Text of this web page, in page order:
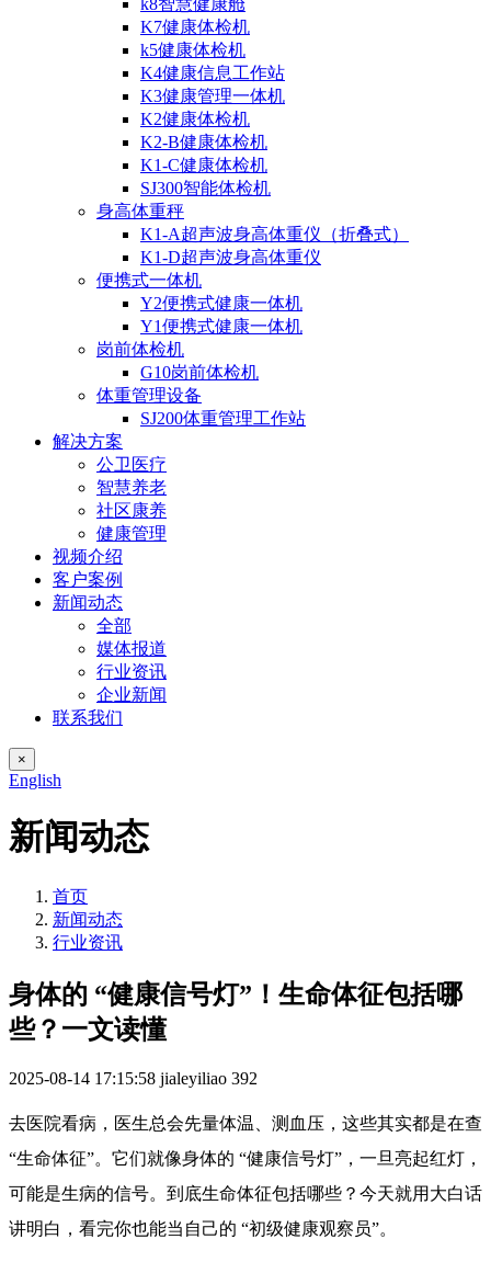
k8智慧健康舱
K7健康体检机
k5健康体检机
K4健康信息工作站
K3健康管理一体机
K2健康体检机
K2-B健康体检机
K1-C健康体检机
SJ300智能体检机
身高体重秤
K1-A超声波身高体重仪（折叠式）
K1-D超声波身高体重仪
便携式一体机
Y2便携式健康一体机
Y1便携式健康一体机
岗前体检机
G10岗前体检机
体重管理设备
SJ200体重管理工作站
解决方案
公卫医疗
智慧养老
社区康养
健康管理
视频介绍
客户案例
新闻动态
全部
媒体报道
行业资讯
企业新闻
联系我们
×
English
新闻动态
首页
新闻动态
行业资讯
身体的 “健康信号灯”！生命体征包括哪
些？一文读懂
2025-08-14 17:15:58 jialeyiliao 392
去医院看病，医生总会先量体温、测血压，这些其实都是在查
“生命体征”。它们就像身体的 “健康信号灯”，一旦亮起红灯，
可能是生病的信号。到底生命体征包括哪些？今天就用大白话
讲明白，看完你也能当自己的 “初级健康观察员”。